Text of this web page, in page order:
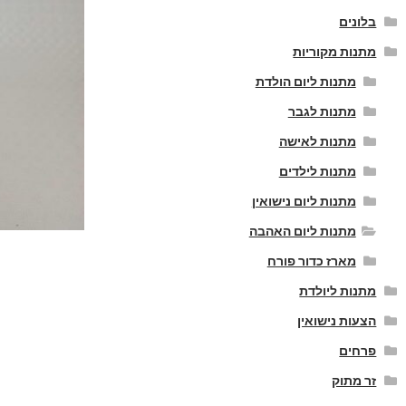
בלונים
מתנות מקוריות
מתנות ליום הולדת
מתנות לגבר
מתנות לאישה
מתנות לילדים
מתנות ליום נישואין
מתנות ליום האהבה
מארז כדור פורח
מתנות ליולדת
הצעות נישואין
פרחים
זר מתוק